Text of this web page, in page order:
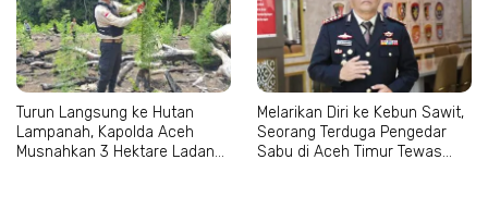
Turun Langsung ke Hutan
Lampanah, Kapolda Aceh
Musnahkan 3 Hektare Ladang
Melarikan Diri ke Kebun Sawit,
Seorang Terduga Pengedar
Sabu di Aceh Timur Tewas